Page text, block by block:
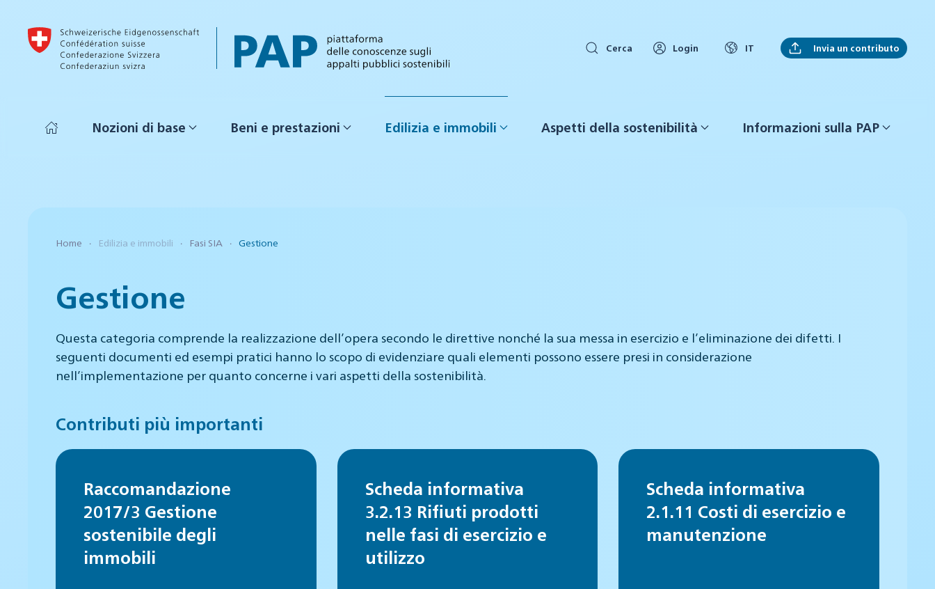
Skip to main content
Cerca Login IT Invia un contributo
Nozioni di base Beni e prestazioni Edilizia e immobili Aspetti della sostenibilità Informazioni sulla PAP
Home Edilizia e immobili Fasi SIA Gestione
Gestione
Questa categoria comprende la realizzazione dell’opera secondo le direttive nonché la sua messa in esercizio e l’eliminazione dei difetti. I
seguenti documenti ed esempi pratici hanno lo scopo di evidenziare quali elementi possono essere presi in considerazione
nell’implementazione per quanto concerne i vari aspetti della sostenibilità.
Contributi più importanti
Raccomandazione
2017/3 Gestione
sostenibile degli
immobili
Scheda informativa
3.2.13 Rifiuti prodotti
nelle fasi di esercizio e
utilizzo
Scheda informativa
2.1.11 Costi di esercizio e
manutenzione